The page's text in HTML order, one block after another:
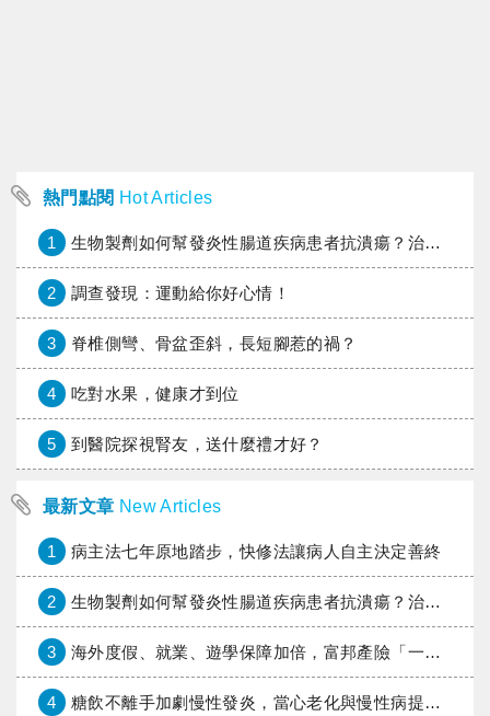
熱門點閱 Hot Articles
1 生物製劑如何幫發炎性腸道疾病患者抗潰瘍？治療進展與健保給付困境一次看
2 調查發現：運動給你好心情！
3 脊椎側彎、骨盆歪斜，長短腳惹的禍？
4 吃對水果，健康才到位
5 到醫院探視腎友，送什麼禮才好？
最新文章 New Articles
1 病主法七年原地踏步，快修法讓病人自主決定善終
2 生物製劑如何幫發炎性腸道疾病患者抗潰瘍？治療進展與健保給付困境一次看
3 海外度假、就業、遊學保障加倍，富邦產險「一期逐夢」專案加碼遠距醫療與緊急救援
4 糖飲不離手加劇慢性發炎，當心老化與慢性病提早報到